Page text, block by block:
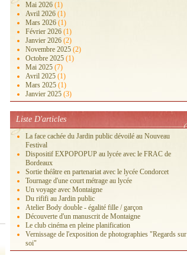
Mai 2026 (1)
Avril 2026 (1)
Mars 2026 (1)
Février 2026 (1)
Janvier 2026 (2)
Novembre 2025 (2)
Octobre 2025 (1)
Mai 2025 (7)
Avril 2025 (1)
Mars 2025 (1)
Janvier 2025 (3)
Liste D'articles
La face cachée du Jardin public dévoilé au Nouveau
Festival
Dispositif EXPOPOPUP au lycée avec le FRAC de
Bordeaux
Sortie théâtre en partenariat avec le lycée Condorcet
Tournage d'une court métrage au lycée
Un voyage avec Montaigne
Du rififi au Jardin public
Atelier Body double - égalité fille / garçon
Découverte d'un manuscrit de Montaigne
Le club cinéma en pleine planification
Vernissage de l'exposition de photographies "Regards sur
soi"